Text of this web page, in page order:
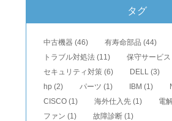
タグ
中古機器 (46) 有寿命部品 (44)
トラブル対処法 (11)
保守サービス
セキュリティ対策 (6)
DELL (3)
hp (2)
パーツ (1) IBM (1)
CISCO (1)
海外仕入先 (1)
電
ファン (1)
故障診断 (1)